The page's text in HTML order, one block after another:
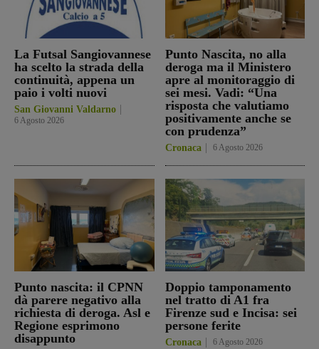
La Futsal Sangiovannese
ha scelto la strada della
continuità, appena un
paio i volti nuovi
San Giovanni Valdarno
6 Agosto 2026
Punto Nascita, no alla
deroga ma il Ministero
apre al monitoraggio di
sei mesi. Vadi: “Una
risposta che valutiamo
positivamente anche se
con prudenza”
Cronaca 6 Agosto 2026
Punto nascita: il CPNN
dà parere negativo alla
richiesta di deroga. Asl e
Regione esprimono
disappunto
Doppio tamponamento
nel tratto di A1 fra
Firenze sud e Incisa: sei
persone ferite
Cronaca 6 Agosto 2026